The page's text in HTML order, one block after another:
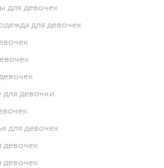
для девочек
для девочек
для девочки
для девочек
девочек
девочек